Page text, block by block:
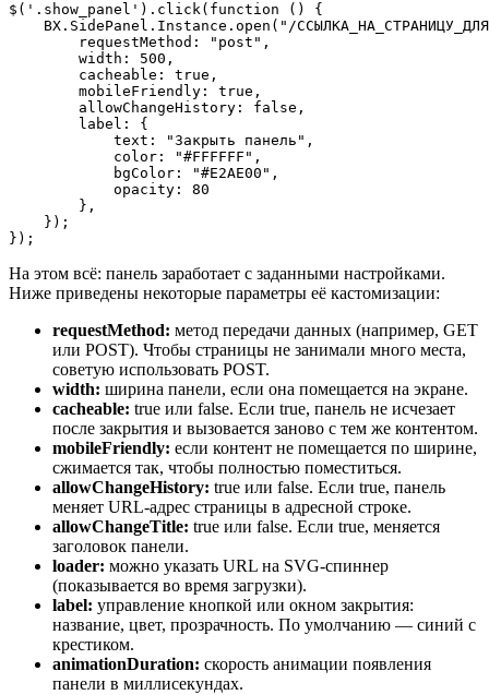
$('.show_panel').click(function () {
BX.SidePanel.Instance.open("/
        requestMethod: "post",
        width: 500,
        cacheable: true,
        mobileFriendly: true,
        allowChangeHistory: false,
        label: {
            text: "Закрыть панель",
            color: "#FFFFFF",
            bgColor: "#E2AE00",
            opacity: 80
        },
    });
На этом всё: панель заработает с заданными настройками.
Ниже приведены некоторые параметры её кастомизации:
requestMethod: метод передачи данных (например, GET
или POST). Чтобы страницы не занимали много места,
советую использовать POST.
width: ширина панели, если она помещается на экране.
cacheable: true или false. Если true, панель не исчезает
после закрытия и вызовается заново с тем же контентом.
mobileFriendly: если контент не помещается по ширине,
сжимается так, чтобы полностью поместиться.
allowChangeHistory: true или false. Если true, панель
меняет URL-адрес страницы в адресной строке.
allowChangeTitle: true или false. Если true, меняется
заголовок панели.
loader: можно указать URL на SVG-спиннер
(показывается во время загрузки).
label: управление кнопкой или окном закрытия:
название, цвет, прозрачность. По умолчанию — синий с
крестиком.
animationDuration: скорость анимации появления
панели в миллисекундах.